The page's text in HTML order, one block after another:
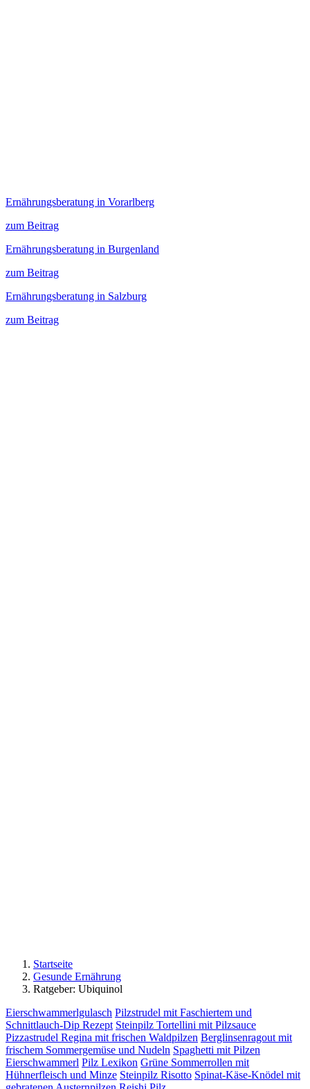
Ernährungsberatung in Vorarlberg
zum Beitrag
Ernährungsberatung in Burgenland
zum Beitrag
Ernährungsberatung in Salzburg
zum Beitrag
Startseite
Gesunde Ernährung
Ratgeber: Ubiquinol
Eierschwammerlgulasch Pilzstrudel mit Faschiertem und
Schnittlauch-Dip Rezept Steinpilz Tortellini mit Pilzsauce
Pizzastrudel Regina mit frischen Waldpilzen Berglinsenragout mit
frischem Sommergemüse und Nudeln Spaghetti mit Pilzen
Eierschwammerl Pilz Lexikon Grüne Sommerrollen mit
Hühnerfleisch und Minze Steinpilz Risotto Spinat-Käse-Knödel mit